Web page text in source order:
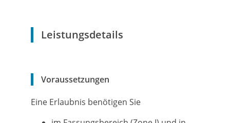
Leistungsdetails
Voraussetzungen
Eine Erlaubnis benötigen Sie